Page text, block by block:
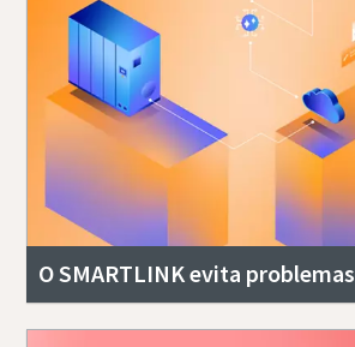
O SMARTLINK evita problemas